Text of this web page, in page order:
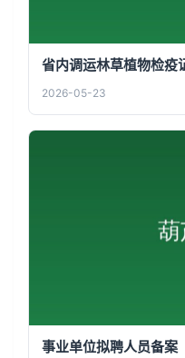
省内调运林草植物检疫
2026-05-23
事业单位拟聘人员备案